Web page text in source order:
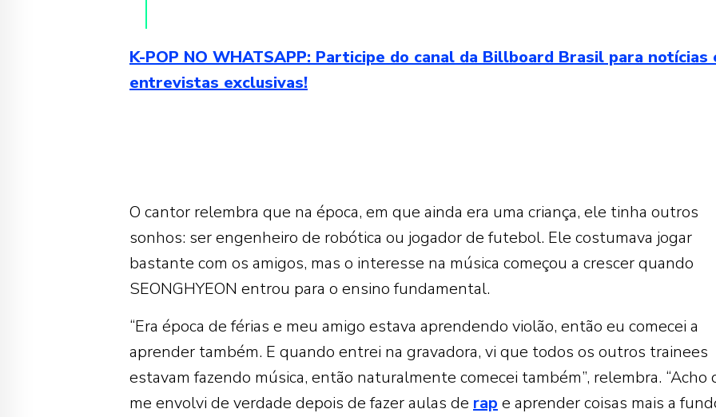
K-POP NO WHATSAPP: Participe do canal da Billboard Brasil para notícias
entrevistas exclusivas!
O cantor relembra que na época, em que ainda era uma criança, ele tinha outros
sonhos: ser engenheiro de robótica ou jogador de futebol. Ele costumava jogar
bastante com os amigos, mas o interesse na música começou a crescer quando
SEONGHYEON entrou para o ensino fundamental.
“Era época de férias e meu amigo estava aprendendo violão, então eu comecei a
aprender também. E quando entrei na gravadora, vi que todos os outros trainees
estavam fazendo música, então naturalmente comecei também”, relembra. “Acho
me envolvi de verdade depois de fazer aulas de rap e aprender coisas mais a